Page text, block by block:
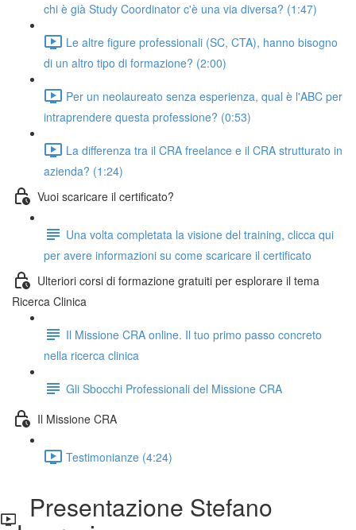
chi è già Study Coordinator c'è una via diversa? (1:47)
Le altre figure professionali (SC, CTA), hanno bisogno
di un altro tipo di formazione? (2:00)
Per un neolaureato senza esperienza, qual è l'ABC per
intraprendere questa professione? (0:53)
La differenza tra il CRA freelance e il CRA strutturato in
azienda? (1:24)
Vuoi scaricare il certificato?
Una volta completata la visione del training, clicca qui
per avere informazioni su come scaricare il certificato
Ulteriori corsi di formazione gratuiti per esplorare il tema
Ricerca Clinica
Il Missione CRA online. Il tuo primo passo concreto
nella ricerca clinica
Gli Sbocchi Professionali del Missione CRA
Il Missione CRA
Testimonianze (4:24)
Presentazione Stefano